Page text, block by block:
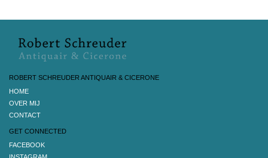
ROBERT SCHREUDER ANTIQUAIR & CICERONE
HOME
OVER MIJ
CONTACT
GET CONNECTED
FACEBOOK